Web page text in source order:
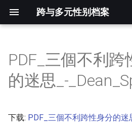
跨与多元性别档案
开
摘要
PDF_三個不利跨
的迷思_-
下载: PDF_三個不利跨性身分的